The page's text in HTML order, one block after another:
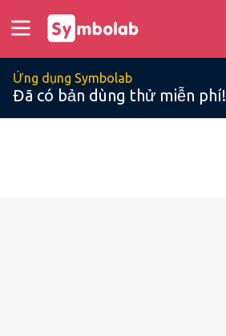
Ứng dụng Symbolab
Đã có bản dùng thử miễn phí!